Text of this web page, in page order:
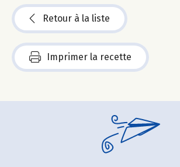
Retour à la liste
Imprimer la recette